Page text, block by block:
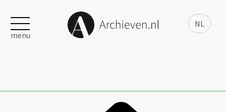
NL
menu